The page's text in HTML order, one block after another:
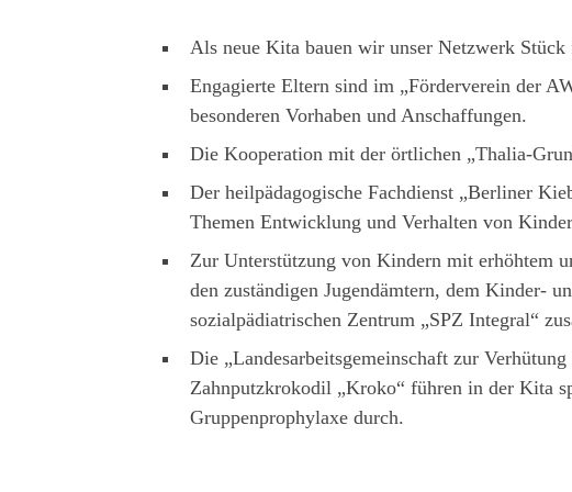
Als neue Kita bauen wir unser Netzwerk
Engagierte Eltern sind im „Förderverein der
besonderen Vorhaben und Anschaffungen.
Die Kooperation mit der örtlichen „Thalia-
Der heilpädagogische Fachdienst „Berliner
Themen Entwicklung und Verhalten von
Zur Unterstützung von Kindern mit erhöhtem
den zuständigen Jugendämtern, dem Kinder-
sozialpädiatrischen Zentrum „SPZ Integral“
Die „Landesarbeitsgemeinschaft zur
Zahnputzkrokodil „Kroko“ führen in der Kita
Gruppenprophylaxe durch.